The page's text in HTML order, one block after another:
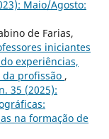
Maio/Agosto:
de Farias,
iniciantes
experiências,
profissão ,
35 (2025):
na formação de